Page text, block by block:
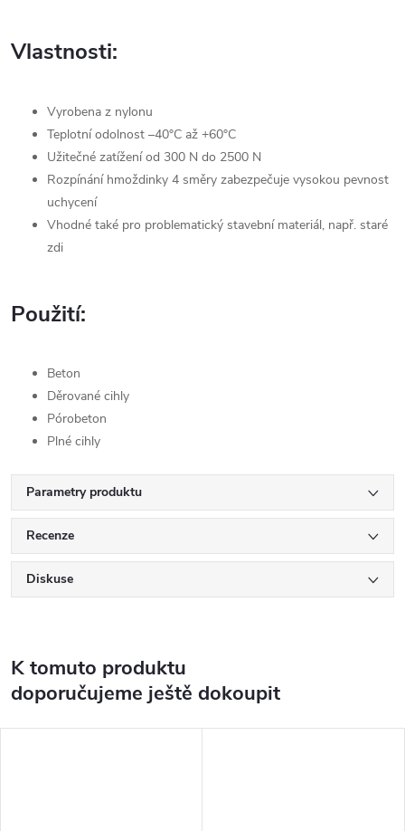
Vlastnosti:
Vyrobena z nylonu
Teplotní odolnost –40°C až +60°C
Užitečné zatížení od 300 N do 2500 N
Rozpínání hmoždinky 4 směry zabezpečuje vysokou pevnost
uchycení
Vhodné také pro problematický stavební materiál, např. staré
zdi
Použití:
Beton
Děrované cihly
Pórobeton
Plné cihly
Parametry produktu
Recenze
Diskuse
K tomuto produktu
doporučujeme ještě dokoupit